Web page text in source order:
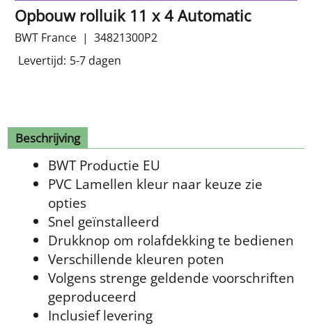
Opbouw rolluik 11 x 4 Automatic
BWT France
34821300P2
Levertijd: 5-7 dagen
Beschrijving
BWT Productie EU
PVC Lamellen kleur naar keuze zie
opties
Snel geïnstalleerd
Drukknop om rolafdekking te bedienen
Verschillende kleuren poten
Volgens strenge geldende voorschriften
geproduceerd
Inclusief levering